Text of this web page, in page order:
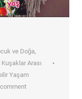
ve Doğa,
Kuşaklar Arası
Yaşam